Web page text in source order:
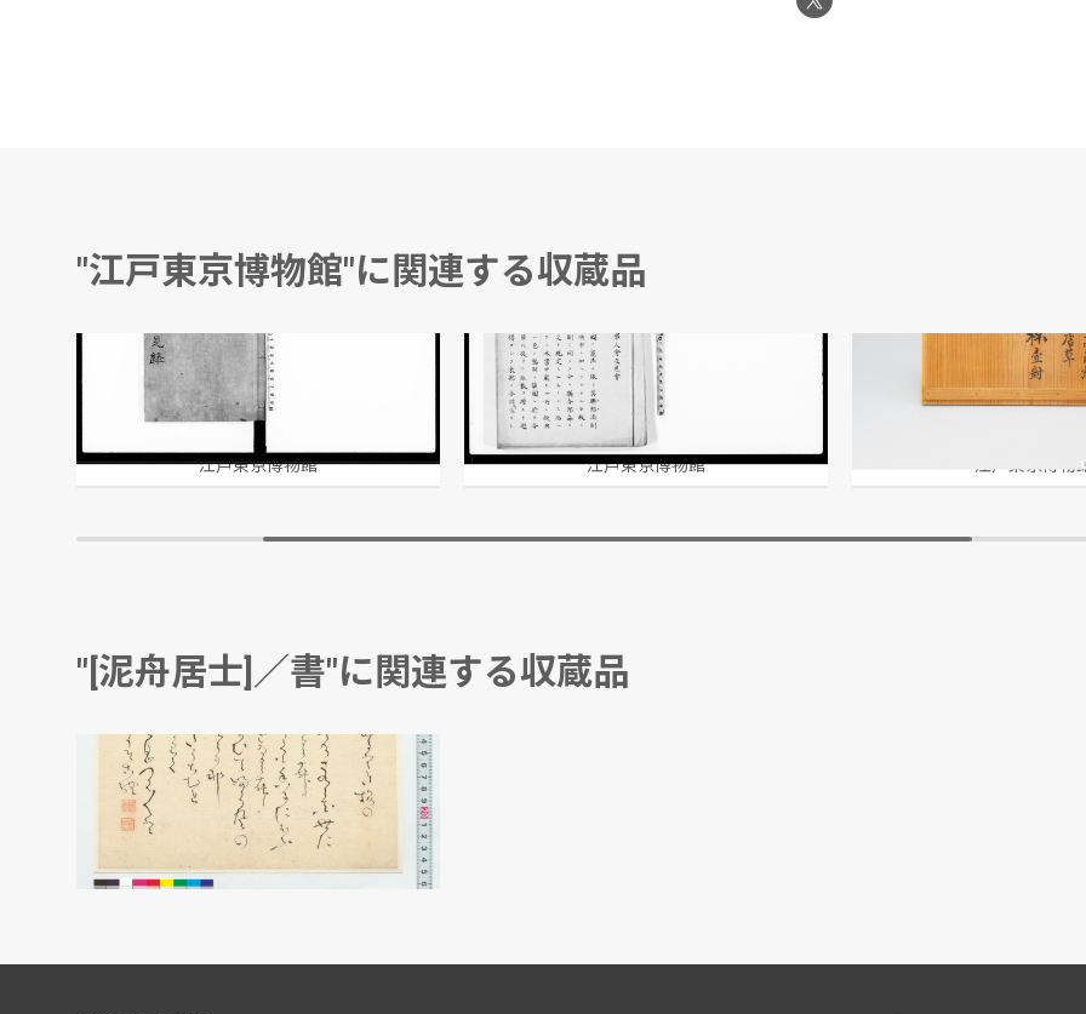
"江戸東京博物館"に関連する収蔵品
献白布告菅見録
松堂先生/著
江戸東京博物館
第三巻 各邑撰挙人会及邑会
江戸東京博物館
牡丹唐草蒔絵 高坏 雛
江戸東京博物
"[泥舟居士]／書"に関連する収蔵品
和歌 天城山をこゆるとき
[泥舟居士]／書
江戸東京博物館